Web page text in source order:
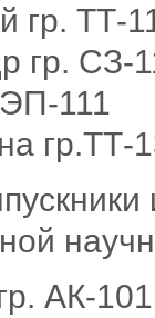
гр. ТТ-
гр. СЗ-
111
гр.ТТ-
АК-101